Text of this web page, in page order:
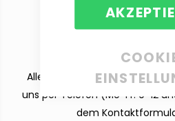
Du hast
Wir sind
Alle deine Fragen
uns per Telefon (Mo-Fr. 9-12
dem